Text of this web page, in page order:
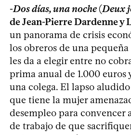
-Dos días, una noche(Deux
de Jean-Pierre Dardenne y
un panorama de crisis
los obreros de una
les da a elegir entre no
prima anual de 1.000 euros
una colega. El lapso
que tiene la mujer
desempleo para convencer
de trabajo de que